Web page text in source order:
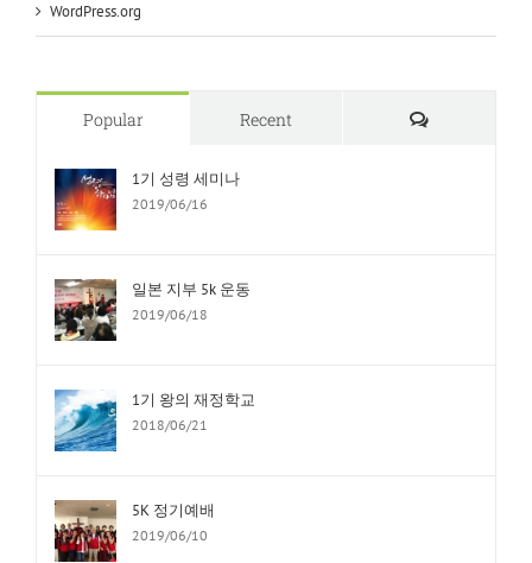
WordPress.org
Popular Recent Comments
1기 성령 세미나
2019/06/16
일본 지부 5k 운동
2019/06/18
1기 왕의 재정학교
2018/06/21
5K 정기예배
2019/06/10